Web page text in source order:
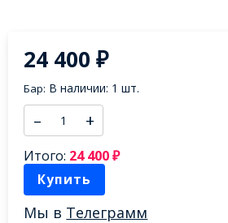
24 400₽
Бар: В наличии: 1 шт.
– +
Итого: 24 400₽
Купить
Мы в Телеграмм